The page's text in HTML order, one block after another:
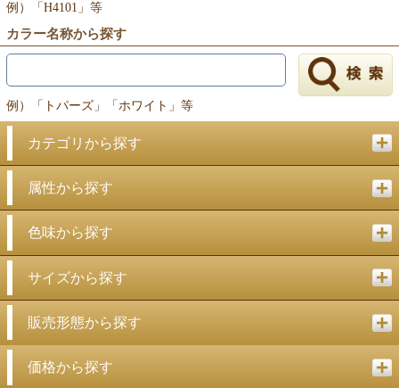
例）「H4101」等
カラー名称から探す
例）「トパーズ」「ホワイト」等
カテゴリから探す
属性から探す
色味から探す
サイズから探す
販売形態から探す
価格から探す